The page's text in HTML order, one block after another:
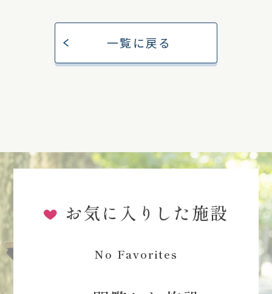
一覧に戻る
お気に入りした施設
No Favorites